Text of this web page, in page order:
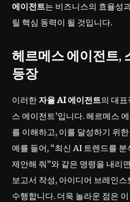
에이전트는 비즈니스의 효율성
릴 핵심 동력이 될 것입니다.
헤르메스 에이전트,
등장
이러한자율 AI 에이전트의 대표
스 에이전트’입니다. 헤르메스
를 이해하고, 이를 달성하기 위
예를 들어, “최신 AI 트렌드를
제안해 줘”와 같은 명령을 내리
보고서 작성, 아이디어 브레인
수행합니다. 더욱 놀라운 점은